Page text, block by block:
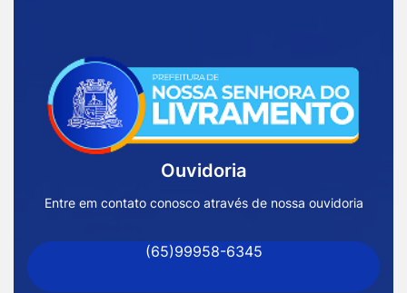
Acessar
Página
Inicial
de
Senhora
do
Ouvidoria
Entre em contato conosco através de nossa ouvidoria
(65)99958-6345